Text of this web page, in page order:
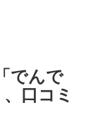
でんで
口コミ